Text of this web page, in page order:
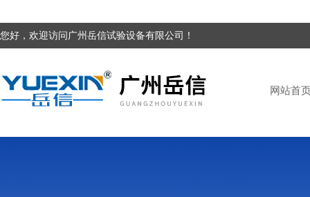
您好，欢迎访问广州岳信试验设备有限公司！
网站首